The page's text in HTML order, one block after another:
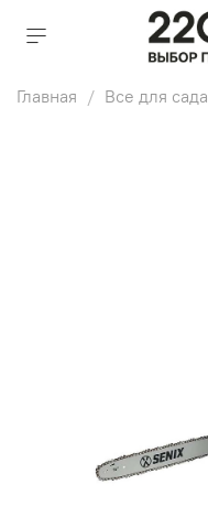
Главная Все для сада